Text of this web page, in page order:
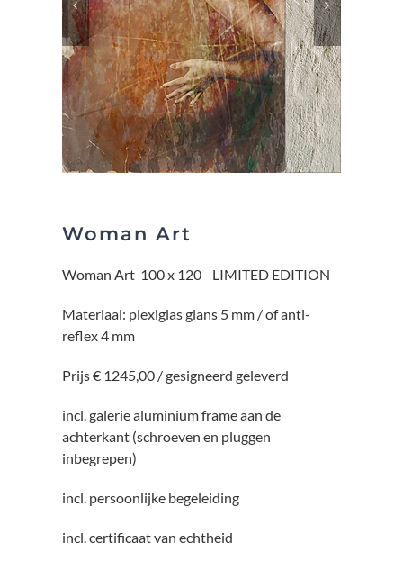
Woman Art
Woman Art 100 x 120 LIMITED EDITION
Materiaal: plexiglas glans 5 mm / of anti-
reflex 4 mm
Prijs € 1245,00 / gesigneerd geleverd
incl. galerie aluminium frame aan de
achterkant (schroeven en pluggen
inbegrepen)
incl. persoonlijke begeleiding
incl. certificaat van echtheid